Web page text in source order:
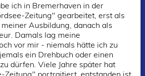
ich in Bremerhaven in der
Zeitung" gearbeitet, erst als
Ausbildung, danach als
Damals lag meine
vor mir - niemals hätte ich zu
ein Drehbuch oder einen
dürfen. Viele Jahre später hat